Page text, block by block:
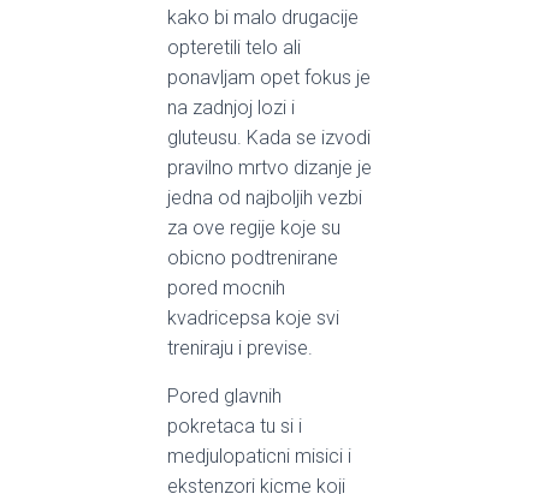
kako bi malo drugacije
opteretili telo ali
ponavljam opet fokus je
na zadnjoj lozi i
gluteusu. Kada se izvodi
pravilno mrtvo dizanje je
jedna od najboljih vezbi
za ove regije koje su
obicno podtrenirane
pored mocnih
kvadricepsa koje svi
treniraju i previse.
Pored glavnih
pokretaca tu si i
medjulopaticni misici i
ekstenzori kicme koji